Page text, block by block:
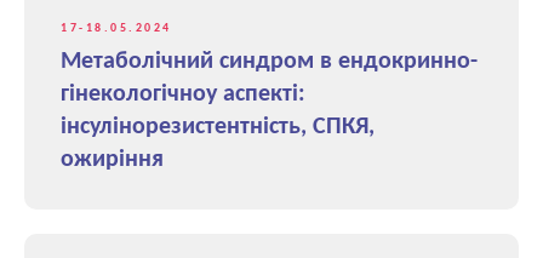
17-18.05.2024
Метаболічний синдром в ендокринно-
гінекологічноу аспекті:
інсулінорезистентність, СПКЯ,
ожиріння